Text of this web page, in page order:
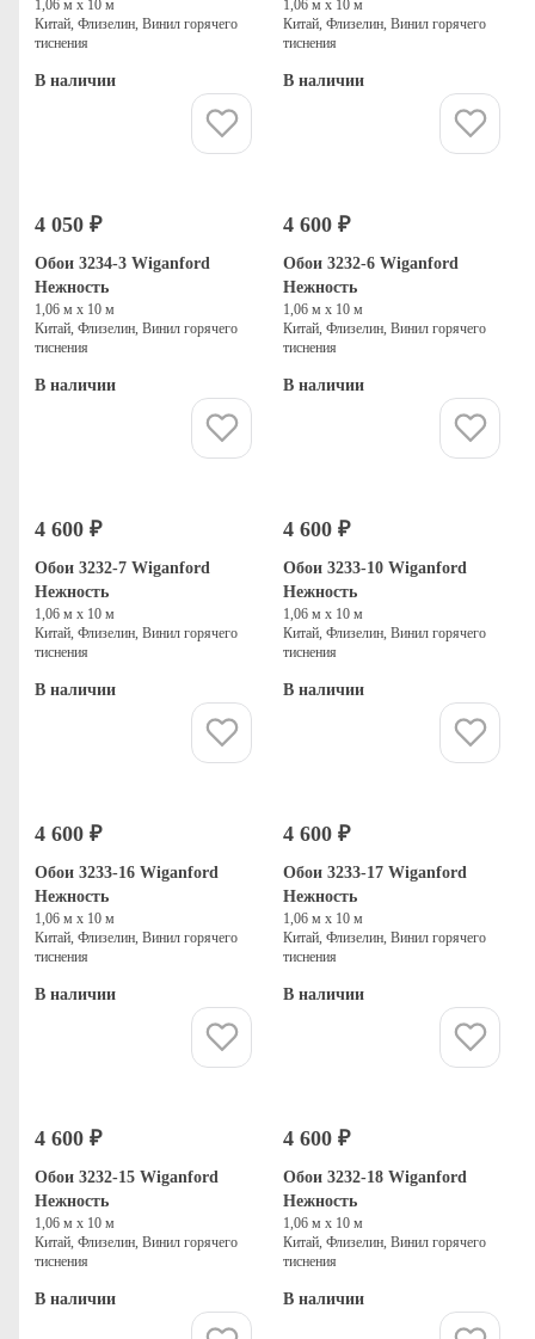
1,06 м х 10 м
Китай, Флизелин, Винил горячего
тиснения
В наличии
1,06 м х 10 м
Китай, Флизелин, Винил горячего
тиснения
В наличии
4 050 ₽
Обои 3234-3 Wiganford
Нежность
1,06 м х 10 м
Китай, Флизелин, Винил горячего
тиснения
В наличии
4 600 ₽
Обои 3232-6 Wiganford
Нежность
1,06 м х 10 м
Китай, Флизелин, Винил горячего
тиснения
В наличии
4 600 ₽
Обои 3232-7 Wiganford
Нежность
1,06 м х 10 м
Китай, Флизелин, Винил горячего
тиснения
В наличии
4 600 ₽
Обои 3233-10 Wiganford
Нежность
1,06 м х 10 м
Китай, Флизелин, Винил горячего
тиснения
В наличии
4 600 ₽
Обои 3233-16 Wiganford
Нежность
1,06 м х 10 м
Китай, Флизелин, Винил горячего
тиснения
В наличии
4 600 ₽
Обои 3233-17 Wiganford
Нежность
1,06 м х 10 м
Китай, Флизелин, Винил горячего
тиснения
В наличии
4 600 ₽
Обои 3232-15 Wiganford
Нежность
1,06 м х 10 м
Китай, Флизелин, Винил горячего
тиснения
В наличии
4 600 ₽
Обои 3232-18 Wiganford
Нежность
1,06 м х 10 м
Китай, Флизелин, Винил горячего
тиснения
В наличии